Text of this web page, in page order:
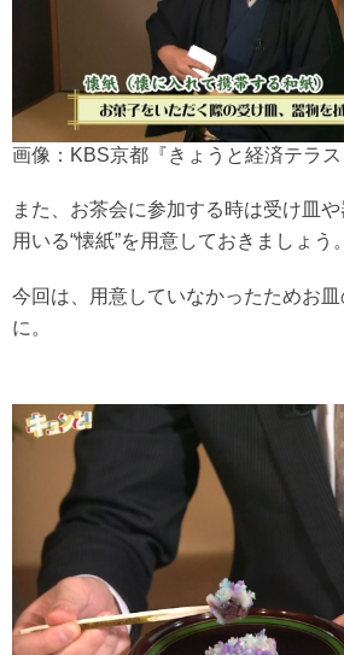
画像：KBS京都『きょうと経済テラス
また、お茶会に参加する時は受け皿
用いる“懐紙”を用意しておきましょう。
今回は、用意していなかったためお
に。